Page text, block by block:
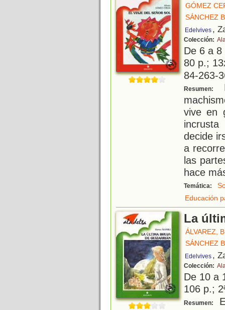
GÓMEZ
SÁNCHEZ
Edelvives ,
Colección:
De 6 a
80 p.;
84-263-
Resumen:
vive en
decide
a
las
hace
Temática:
Educación
La
ÁLVAREZ,
SÁNCHEZ
Edelvives ,
Colección:
De 10 a
106 p.;
Resumen: